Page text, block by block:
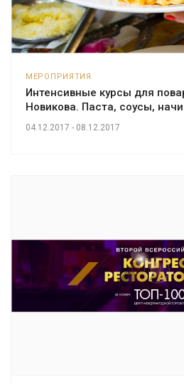
МЕРОПРИЯТИЯ
Интенсивные курсы для
Новикова. Паста, соусы,
04.12.2017 - 08.12.2017